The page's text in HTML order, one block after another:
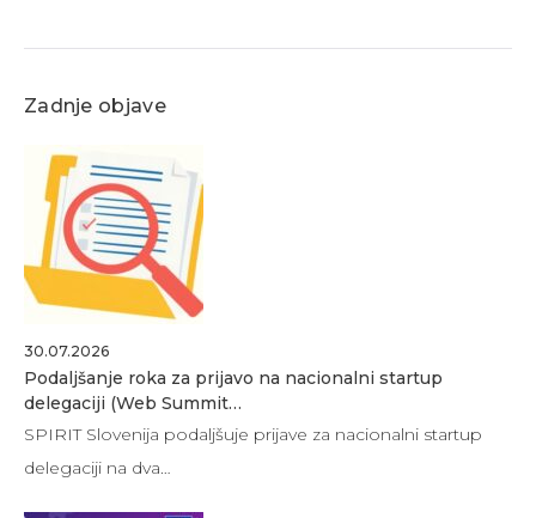
Zadnje objave
30.07.2026
Podaljšanje roka za prijavo na nacionalni startup
delegaciji (Web Summit…
SPIRIT Slovenija podaljšuje prijave za nacionalni startup
delegaciji na dva…